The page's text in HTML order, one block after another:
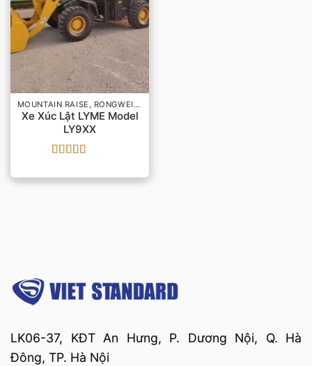
MOUNTAIN RAISE, RONGWEI, LYME
Xe Xúc Lật LYME Model
LY9XX
hạng55 sao
LK06-37, KĐT An Hưng, P. Dương Nội, Q. Hà
Đông, TP. Hà Nội